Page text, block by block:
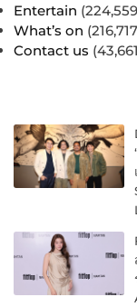
Entertain
What’s on
Contact us